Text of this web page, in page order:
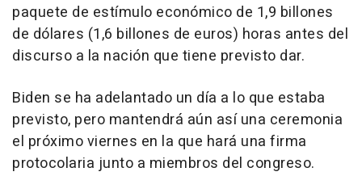
paquete de estímulo económico de 1,9 billones
de dólares (1,6 billones de euros) horas antes del
discurso a la nación que tiene previsto dar.
Biden se ha adelantado un día a lo que estaba
previsto, pero mantendrá aún así una ceremonia
el próximo viernes en la que hará una firma
protocolaria junto a miembros del congreso.